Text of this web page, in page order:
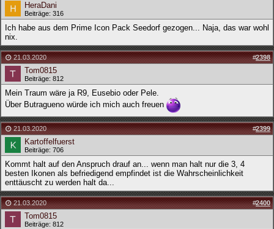
HeraDani
Beiträge: 316
Ich habe aus dem Prime Icon Pack Seedorf gezogen... Naja, das war wohl
nix.
21.03.2020 #2398
Tom0815
Beiträge: 812
Mein Traum wäre ja R9, Eusebio oder Pele.
Über Butragueno würde ich mich auch freuen
21.03.2020 #2399
Kartoffelfuerst
Beiträge: 706
Kommt halt auf den Anspruch drauf an... wenn man halt nur die 3, 4
besten Ikonen als befriedigend empfindet ist die Wahrscheinlichkeit
enttäuscht zu werden halt da...
21.03.2020 #2400
Tom0815
Beiträge: 812